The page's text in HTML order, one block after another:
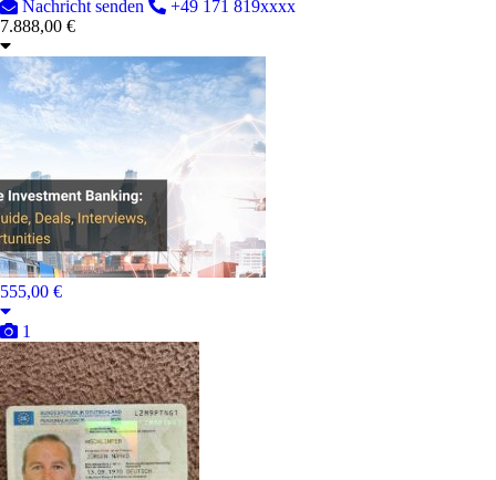
Nachricht senden
+49 171 819xxxx
7.888,00 €
555,00 €
1